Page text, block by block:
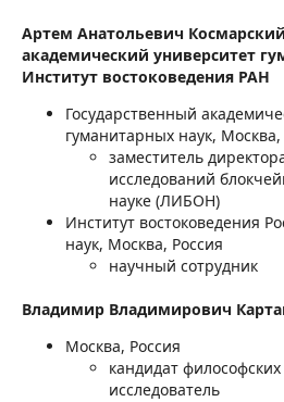
Артем Анатольевич
академический университет
Институт востоковедения РАН
Государственный
гуманитарных наук, Москва,
заместитель
исследований
науке (ЛИБОН)
Институт востоковедения
наук, Москва, Россия
научный сотрудник
Владимир Владимирович
Москва, Россия
кандидат
исследователь